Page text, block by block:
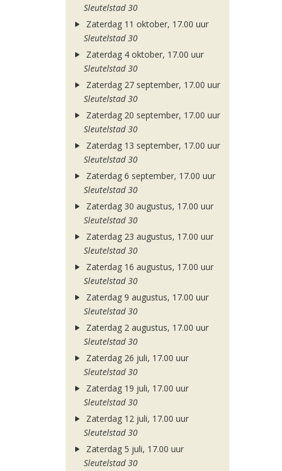
Sleutelstad 30
Zaterdag 11 oktober, 17.00 uur
Sleutelstad 30
Zaterdag 4 oktober, 17.00 uur
Sleutelstad 30
Zaterdag 27 september, 17.00 uur
Sleutelstad 30
Zaterdag 20 september, 17.00 uur
Sleutelstad 30
Zaterdag 13 september, 17.00 uur
Sleutelstad 30
Zaterdag 6 september, 17.00 uur
Sleutelstad 30
Zaterdag 30 augustus, 17.00 uur
Sleutelstad 30
Zaterdag 23 augustus, 17.00 uur
Sleutelstad 30
Zaterdag 16 augustus, 17.00 uur
Sleutelstad 30
Zaterdag 9 augustus, 17.00 uur
Sleutelstad 30
Zaterdag 2 augustus, 17.00 uur
Sleutelstad 30
Zaterdag 26 juli, 17.00 uur
Sleutelstad 30
Zaterdag 19 juli, 17.00 uur
Sleutelstad 30
Zaterdag 12 juli, 17.00 uur
Sleutelstad 30
Zaterdag 5 juli, 17.00 uur
Sleutelstad 30